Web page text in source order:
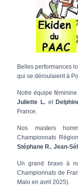
Belles performances
qui se déroulaient à
Notre équipe
Juliette L.et
France.
Nos masters
Championnats
Stéphane R., Jean-
Un grand bravo à
Championnats de
Malo en avril 2025).